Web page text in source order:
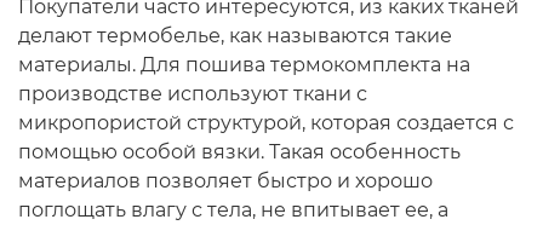
Покупатели часто интересуются, из каких тканей
делают термобелье, как называются такие
материалы. Для пошива термокомплекта на
производстве используют ткани с
микропористой структурой, которая создается с
помощью особой вязки. Такая особенность
материалов позволяет быстро и хорошо
поглощать влагу с тела, не впитывает ее, а